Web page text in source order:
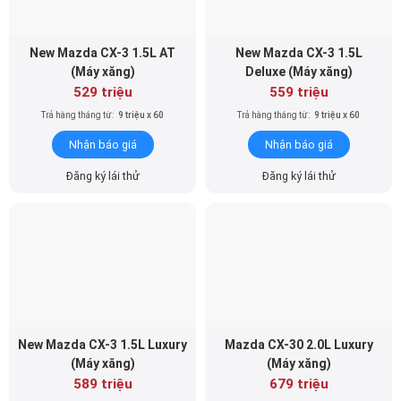
New Mazda CX-3 1.5L AT
(Máy xăng)
529 triệu
Trả hàng tháng từ: 9 triệu x 60
Nhận báo giá
Đăng ký lái thử
New Mazda CX-3 1.5L
Deluxe (Máy xăng)
559 triệu
Trả hàng tháng từ: 9 triệu x 60
Nhận báo giá
Đăng ký lái thử
New Mazda CX-3 1.5L Luxury
(Máy xăng)
589 triệu
Mazda CX-30 2.0L Luxury
(Máy xăng)
679 triệu